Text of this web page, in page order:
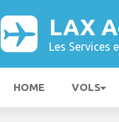
LAX
Les Services
HOME VOLS